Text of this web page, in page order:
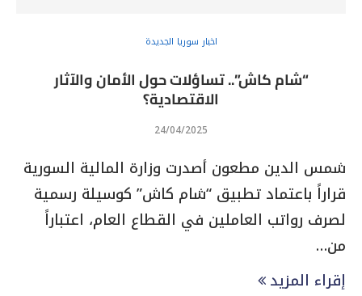
اخبار سوريا الجديدة
“شام كاش”.. تساؤلات حول الأمان والآثار
الاقتصادية؟
24/04/2025
شمس الدين مطعون أصدرت وزارة المالية السورية
قراراً باعتماد تطبيق “شام كاش” كوسيلة رسمية
لصرف رواتب العاملين في القطاع العام، اعتباراً
من…
إقراء المزيد